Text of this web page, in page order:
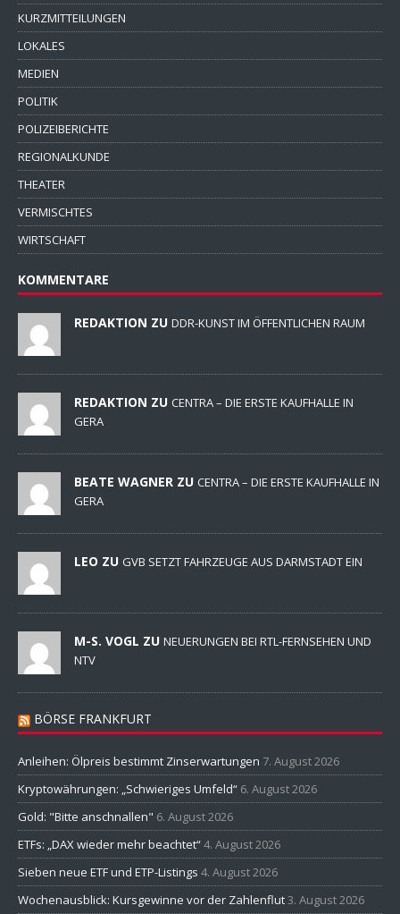
KURZMITTEILUNGEN
LOKALES
MEDIEN
POLITIK
POLIZEIBERICHTE
REGIONALKUNDE
THEATER
VERMISCHTES
WIRTSCHAFT
KOMMENTARE
REDAKTION ZU DDR-KUNST IM ÖFFENTLICHEN RAUM
REDAKTION ZU CENTRA – DIE ERSTE KAUFHALLE IN
GERA
BEATE WAGNER ZU CENTRA – DIE ERSTE KAUFHALLE IN
GERA
LEO ZU GVB SETZT FAHRZEUGE AUS DARMSTADT EIN
M-S. VOGL ZU NEUERUNGEN BEI RTL-FERNSEHEN UND
NTV
BÖRSE FRANKFURT
Anleihen: Ölpreis bestimmt Zinserwartungen 7. August 2026
Kryptowährungen: „Schwieriges Umfeld“ 6. August 2026
Gold: "Bitte anschnallen" 6. August 2026
ETFs: „DAX wieder mehr beachtet“4. August 2026
Sieben neue ETF und ETP-Listings 4. August 2026
Wochenausblick: Kursgewinne vor der Zahlenflut3. August 2026